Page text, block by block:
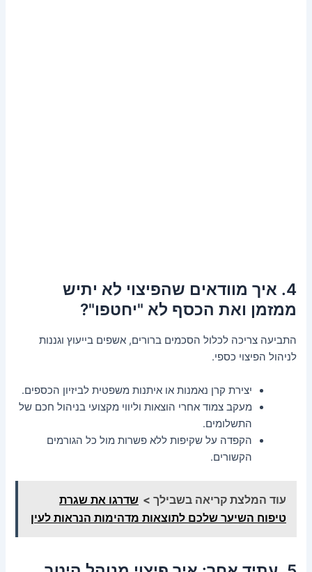
4. איך מוודאים שהפיצוי לא יתיש
ממזמן ואת הכסף לא "יחטפו"?
התביעה צריכה לכלול הסכמים ברורים, אשפים בייעוץ וגננות
לניהול הפיצוי כספי.
יצירת קרן נאמנות או איתנות משפטית לביזיון הכספים.
מעקב צמוד אחרי הוצאות וליווי מקצועי בניהול חכם של
התשלומים.
הקפדה על שקיפות ללא פשרות מול כל הגורמים
הקשורים.
עוד המלצת קריאה בשבילך > שדרגו את שגרת
טיפוח השיער שלכם לתוצאות מדהימות הנראות לעין